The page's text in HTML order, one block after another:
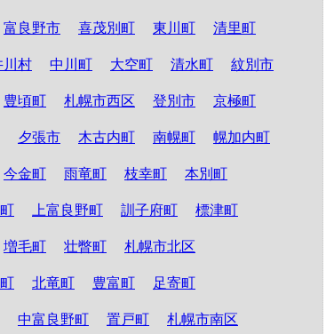
富良野市 喜茂別町 東川町 清里町
川村 中川町 大空町 清水町 紋別市
豊頃町 札幌市西区 登別市 京極町
夕張市 木古内町 南幌町 幌加内町
今金町 雨竜町 枝幸町 本別町
上富良野町 訓子府町 標津町
増毛町 壮瞥町 札幌市北区
北竜町 豊富町 足寄町
中富良野町 置戸町 札幌市南区